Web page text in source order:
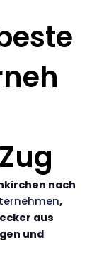
nach
,
aus
und